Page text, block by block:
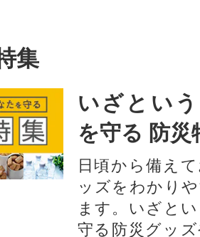
集
いざとい
を守る 防災
日頃から備え
ッズをわかり
ます。いざと
守る防災グッ